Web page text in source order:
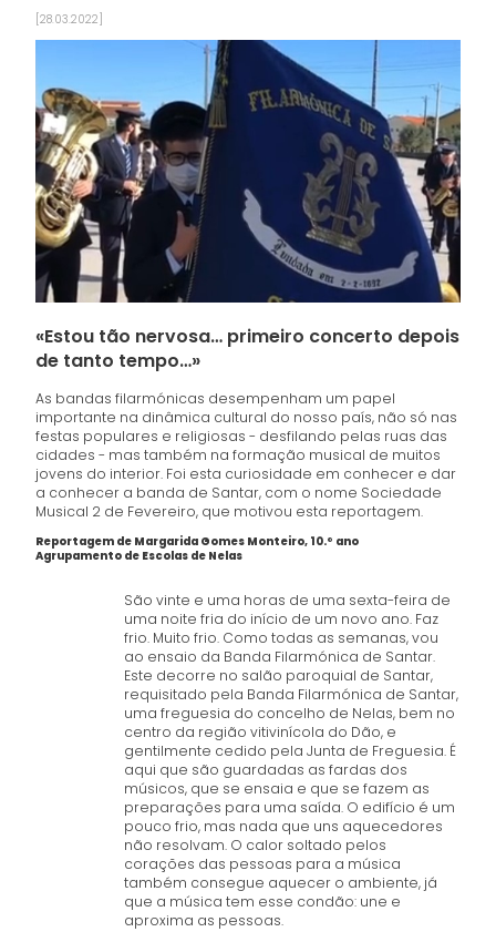
[28.03.2022]
«Estou tão nervosa… primeiro concerto depois
de tanto tempo…»
As bandas filarmónicas desempenham um papel
importante na dinâmica cultural do nosso país, não só nas
festas populares e religiosas - desfilando pelas ruas das
cidades - mas também na formação musical de muitos
jovens do interior. Foi esta curiosidade em conhecer e dar
a conhecer a banda de Santar, com o nome Sociedade
Musical 2 de Fevereiro, que motivou esta reportagem.
Reportagem de Margarida Gomes Monteiro, 10.º ano
​Agrupamento de Escolas de Nelas
São vinte e uma horas de uma sexta-feira de
uma noite fria do início de um novo ano. Faz
frio. Muito frio. Como todas as semanas, vou
ao ensaio da Banda Filarmónica de Santar.
Este decorre no salão paroquial de Santar,
requisitado pela Banda Filarmónica de Santar,
uma freguesia do concelho de Nelas, bem no
centro da região vitivinícola do Dão, e
gentilmente cedido pela Junta de Freguesia. É
aqui que são guardadas as fardas dos
músicos, que se ensaia e que se fazem as
preparações para uma saída. O edifício é um
pouco frio, mas nada que uns aquecedores
não resolvam. O calor soltado pelos
corações das pessoas para a música
também consegue aquecer o ambiente, já
que a música tem esse condão: une e
aproxima as pessoas.